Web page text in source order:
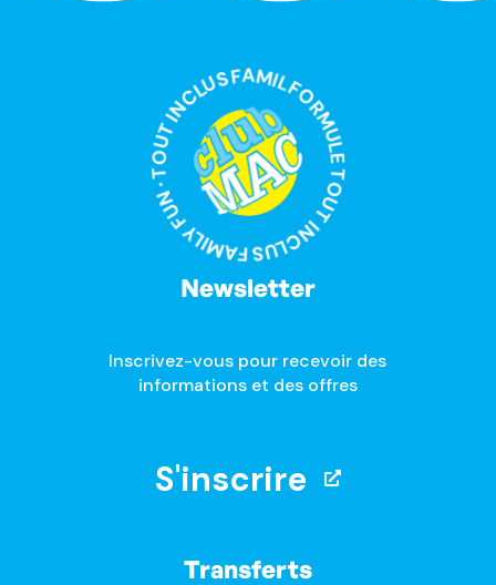
FORMULE TOUT INCLUS FAMILY FUN · TOUT INCLUS FAMILY FUN ·
Newsletter
Inscrivez-vous pour recevoir des
informations et des offres
S'inscrire
Transferts